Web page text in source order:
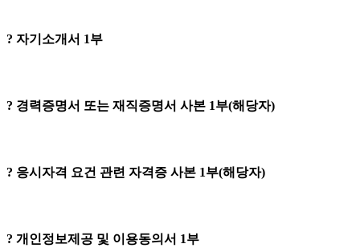
? 자기소개서 1부
? 경력증명서 또는 재직증명서 사본 1부(해당자)
? 응시자격 요건 관련 자격증 사본 1부(해당자)
? 개인정보제공 및 이용동의서 1부